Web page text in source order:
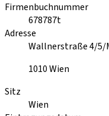
Firmenbuchnummer
678787t
Adresse
Wallnerstraße 4/5/
1010Wien
Sitz
Wien